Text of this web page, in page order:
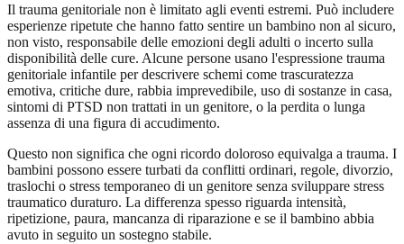
Il trauma genitoriale non è limitato agli eventi estremi. Può includere
esperienze ripetute che hanno fatto sentire un bambino non al sicuro,
non visto, responsabile delle emozioni degli adulti o incerto sulla
disponibilità delle cure. Alcune persone usano l'espressione trauma
genitoriale infantile per descrivere schemi come trascuratezza
emotiva, critiche dure, rabbia imprevedibile, uso di sostanze in casa,
sintomi di PTSD non trattati in un genitore, o la perdita o lunga
assenza di una figura di accudimento.
Questo non significa che ogni ricordo doloroso equivalga a trauma. I
bambini possono essere turbati da conflitti ordinari, regole, divorzio,
traslochi o stress temporaneo di un genitore senza sviluppare stress
traumatico duraturo. La differenza spesso riguarda intensità,
ripetizione, paura, mancanza di riparazione e se il bambino abbia
avuto in seguito un sostegno stabile.